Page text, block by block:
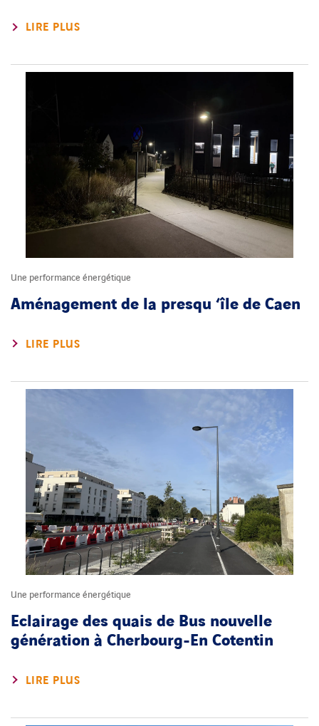
LIRE PLUS
Une performance énergétique
Aménagement de la presqu ‘île de Caen
LIRE PLUS
Une performance énergétique
Eclairage des quais de Bus nouvelle
génération à Cherbourg-En Cotentin
LIRE PLUS